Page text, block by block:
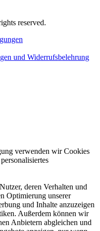
reserved.
und Widerrufsbelehrung
verwenden wir Cookies
deren Verhalten und
Optimierung unserer
und Inhalte anzuzeigen
Außerdem können wir
Anbietern abgleichen und